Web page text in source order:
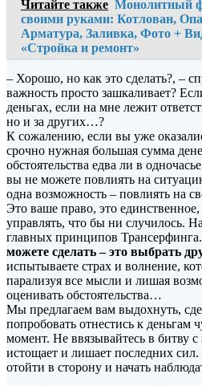
Читайте также Монолитный
своими руками: Котлован,
Арматура, Заливка, Фото +
«Стройка и ремонт»
– Хорошо, но как это сделать?, –
важность просто зашкаливает?
деньгах, если на мне лежит
но и за других…?
К сожалению, если вы уже
срочно нужная большая сумма
обстоятельства едва ли в
вы не можете повлиять на
одна возможность – повлиять на
Это ваше право, это
управлять, что бы ни случилось.
главных принципов Трансерфинга.
можете сделать – это выбрать
испытываете страх и волнение,
парализуя все мысли и лишая
оценивать обстоятельства…
Мы предлагаем вам выдохнуть,
попробовать отнестись к деньгам
момент. Не ввязывайтесь в битву
истощает и лишает последних
отойти в сторону и начать